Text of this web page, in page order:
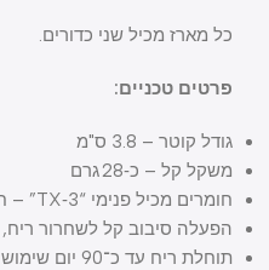
כל מארז מכיל שני כדורים.
פרטים טכניים:
גודל קוטר – 3.8 ס"מ
משקל קל – כ‑28 גרם
חומרים מכיל פנימי “TX‑3” – חומרים לחסימת ריחות
הפעלה סיבוב קל לשחרור ריח,
תוחלת ריח עד כ־90 יום שימוש פעיל